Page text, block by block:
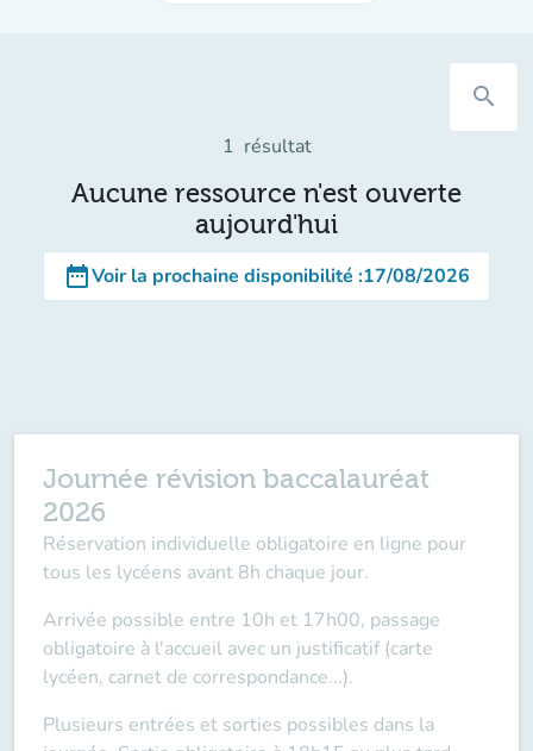
search
1 résultat
Aucune ressource n'est ouverte
aujourd'hui
date_rangeVoir la prochaine disponibilité :17/08/2026
Journée révision baccalauréat
2026
Réservation individuelle obligatoire en ligne pour
tous les lycéens avant 8h chaque jour.
Arrivée possible entre 10h et 17h00, passage
obligatoire à l'accueil avec un justificatif (carte
lycéen, carnet de correspondance...).
Plusieurs entrées et sorties possibles dans la